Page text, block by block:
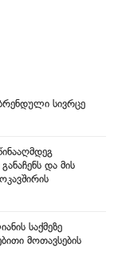
სივრცე
და მის
საქმეზე
მოთავსების